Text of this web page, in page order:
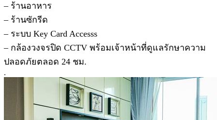
– ร้านอาหาร
– ร้านซักรีด
– ระบบ Key Card Accesss
– กล้องวงจรปิด CCTV พร้อมเจ้าหน้าที่ดูแลรักษาความ
ปลอดภัยตลอด 24 ชม.
.